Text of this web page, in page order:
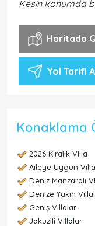
Kesin konumda
Haritada
Yol Tarifi
Konaklama
2026 Kiralık Villa
Aileye Uygun
Deniz Manzaralı
Denize Yakın
Geniş Villalar
Jakuzili Villalar